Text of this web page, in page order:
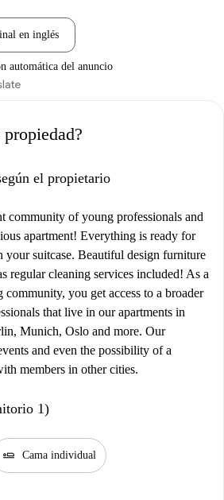
en inglés
automática del anuncio
el propietario
community of young professionals and
apartment! Everything is ready for
suitcase. Beautiful design furniture
regular cleaning services included! As a
you get access to a broader
that live in our apartments in
Munich, Oslo and more. Our
and even the possibility of a
members in other cities.
1)
airline_seat_flat Cama individual